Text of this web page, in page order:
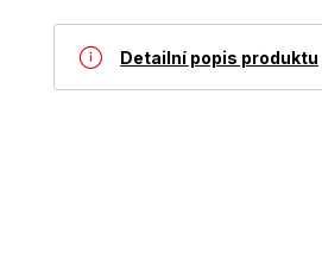
Detailní popis produktu